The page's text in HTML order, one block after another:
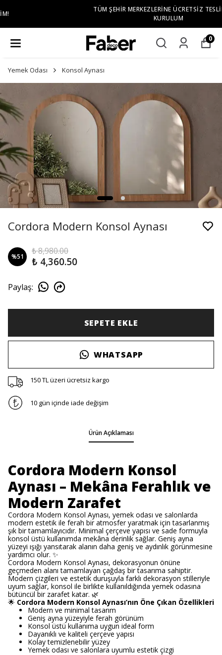
TÜM ŞEHIR MERKEZLERINE ÜCRETSIZ TESLIMAT VE
0
Yemek Odası Konsol Aynası
Cordora Modern Konsol Aynası
%51
₺ 8,980.00
₺ 4,360.50
Paylaş:
SEPETE EKLE
WHATSAPP
150 TL üzeri ücretsiz kargo
10 gün içinde iade değişim
Ürün Açıklaması
Cordora Modern Konsol
Aynası – Mekâna Ferahlık ve
Modern Zarafet
Cordora Modern Konsol Aynası, yemek odası ve salonlarda
modern estetik ile ferah bir atmosfer yaratmak için tasarlanmış
şık bir tamamlayıcıdır. Minimal çerçeve yapısı ve sade formuyla
konsol üstü kullanımda mekâna derinlik sağlar. Geniş ayna
yüzeyi ışığı yansıtarak alanın daha geniş ve aydınlık görünmesine
yardımcı olur. ✨
Cordora Modern Konsol Aynası, dekorasyonun önüne
geçmeden alanı tamamlayan çağdaş bir tasarıma sahiptir.
Modern çizgileri ve estetik duruşuyla farklı dekorasyon stilleriyle
uyum sağlar, konsol ile birlikte kullanıldığında yemek odasına
bütüncül bir zarafet katar. 🌿
🌟 Cordora Modern Konsol Aynası’nın Öne Çıkan Özellikleri
Modern ve minimal tasarım
Geniş ayna yüzeyiyle ferah görünüm
Konsol üstü kullanıma uygun ideal form
Dayanıklı ve kaliteli çerçeve yapısı
Kolay temizlenebilir yüzey
Yemek odası ve salonlara uyumlu estetik çizgi